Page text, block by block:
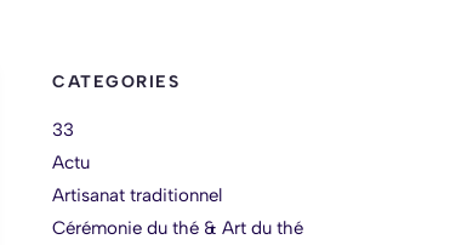
CATEGORIES
33
Actu
Artisanat traditionnel
Cérémonie du thé & Art du thé